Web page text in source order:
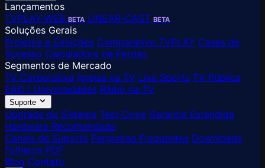
Lançamentos
TVPLAY-WEB BETA LINEAR-CAST BETA
Soluções Gerais
Projetos e Soluções Comparativo TVPLAY Cases de
Sucesso Calculadora de Perdas
Segmentos de Mercado
TV Corporativa Igrejas na TV Live Sports TV Pública
EAD / Universidades Rádio na TV
Suporte
Upgrade de Sistema Test-Drive Garantia Estendida
Hardware Recomendado
Canais de Suporte Perguntas Frequentes Downloads
Folhetos PDF
Blog Contato